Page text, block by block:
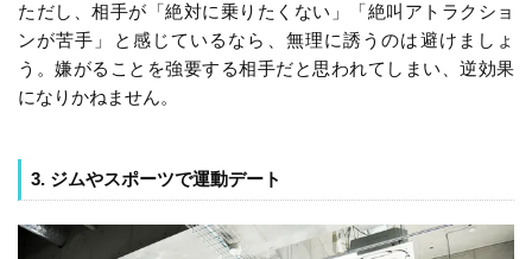
ただし、相手が「絶対に乗りたくない」「絶叫アトラクショ
ンが苦手」と感じているなら、無理に誘うのは避けましょ
う。嫌がることを強要する相手だと思われてしまい、逆効果
になりかねません。
3. ジムやスポーツで運動デート